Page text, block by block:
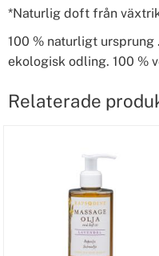
*Naturlig doft från
100 % naturligt ursprung
ekologisk odling. 100 %
Relaterade